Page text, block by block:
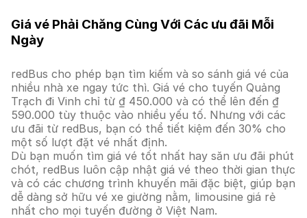
Giá vé Phải Chăng Cùng Với Các ưu đãi Mỗi
Ngày
redBus cho phép bạn tìm kiếm và so sánh giá vé của
nhiều nhà xe ngay tức thì. Giá vé cho tuyến Quảng
Trạch đi Vinh chỉ từ ₫ 450.000 và có thể lên đến ₫
590.000 tùy thuộc vào nhiều yếu tố. Nhưng với các
ưu đãi từ redBus, bạn có thể tiết kiệm đến 30% cho
một số lượt đặt vé nhất định.
Dù bạn muốn tìm giá vé tốt nhất hay săn ưu đãi phút
chót, redBus luôn cập nhật giá vé theo thời gian thực
và có các chương trình khuyến mãi đặc biệt, giúp bạn
dễ dàng sở hữu vé xe giường nằm, limousine giá rẻ
nhất cho mọi tuyến đường ở Việt Nam.